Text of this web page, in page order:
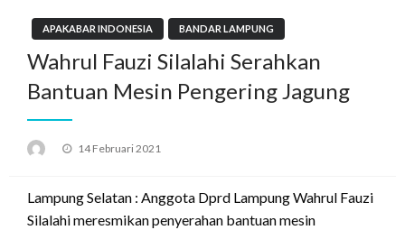
APAKABAR INDONESIA BANDAR LAMPUNG
Wahrul Fauzi Silalahi Serahkan
Bantuan Mesin Pengering Jagung
Posted
14 Februari 2021
Lampung Selatan : Anggota Dprd Lampung Wahrul Fauzi
Silalahi meresmikan penyerahan bantuan mesin